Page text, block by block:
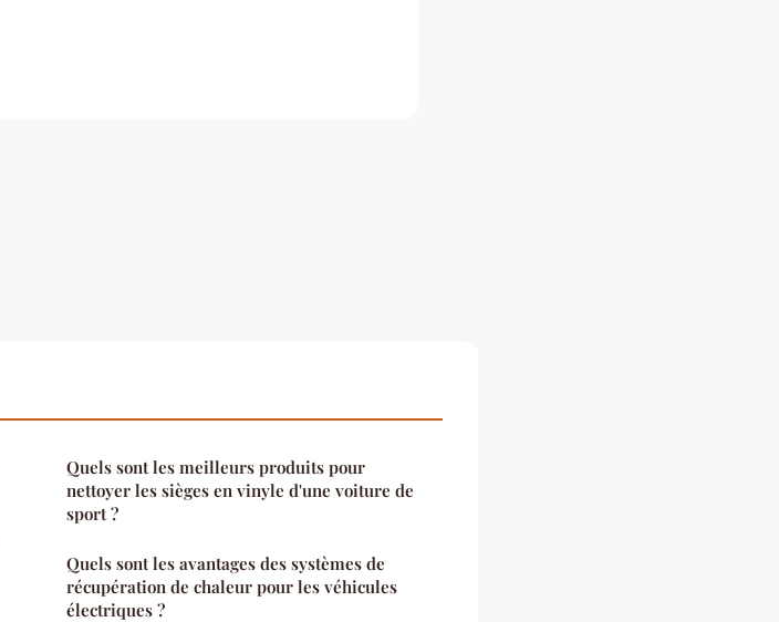
Quels sont les meilleurs produits pour
nettoyer les sièges en vinyle d'une voiture de
sport ?
Quels sont les avantages des systèmes de
récupération de chaleur pour les véhicules
électriques ?